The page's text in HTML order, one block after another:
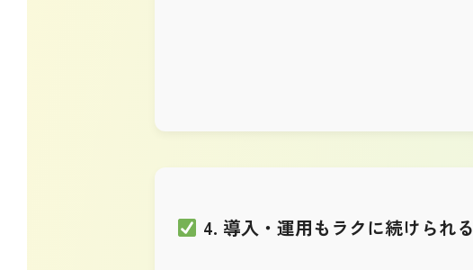
4. 導入・運用もラクに続けられる